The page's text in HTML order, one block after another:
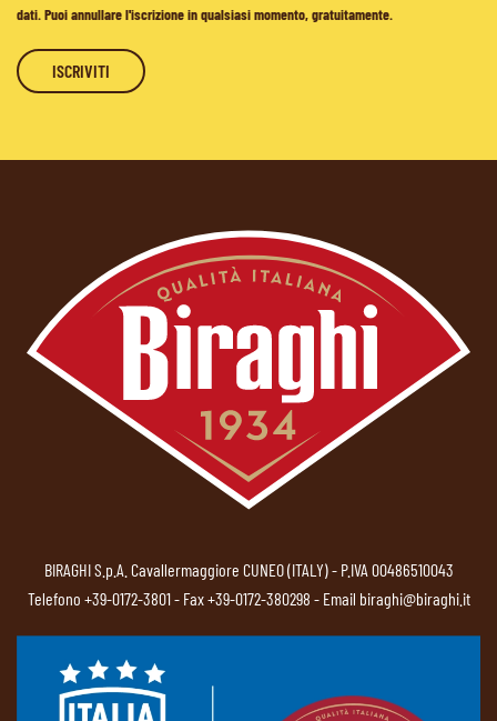
dati. Puoi annullare l'iscrizione in qualsiasi momento, gratuitamente.
BIRAGHI S.p.A. Cavallermaggiore CUNEO (ITALY) - P.IVA 00486510043
Telefono +39-0172-3801- Fax +39-0172-380298 - Email biraghi@biraghi.it